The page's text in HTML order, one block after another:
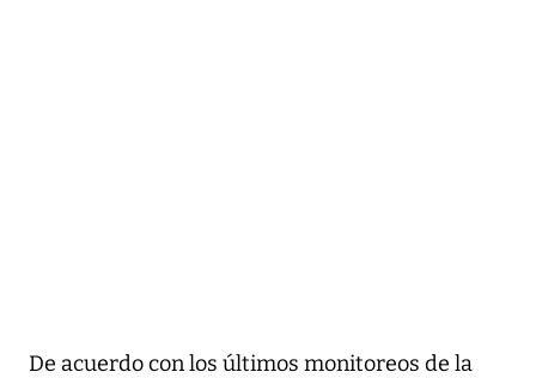
De acuerdo con los últimos monitoreos de la